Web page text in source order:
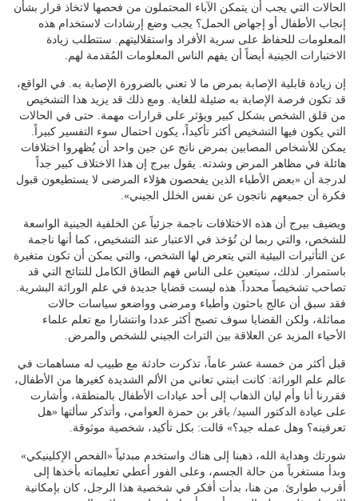
الحالات التي يجب أن يتمكن الآباء المحتملون من فحصها لاتخاذ قرار بشأن
إنجاب الأطفال أو إجهاض الحمل؟ يجب وضع إرشادات لاستخدام هذه
المعلومات للحفاظ على سرية الأفراد واستقلاليتهم. ستتطلب زيادة
الاختبارات الجينية أيضاً أن يفهم الناس المعلومات المُقدمة لهم.
إن زيادة قابلية الإصابة بمرض ما لا تعني بالضرورة الإصابة به. في الواقع،
قد تكون فرصة الإصابة به ضئيلة للغاية. ومع ذلك قد يزيد هذا التشخيص
من قلق الشخص بشكل كبير ويؤثر على قرارات مهمة. حتى في الحالات
التي يكون فيها التشخيص أكثر تأكيداً، يكون احتمال سوء التفسير كبيراً.
يمكن للأشخاص المصابين بمرض ناتج عن جين واحد أن يُظهروا اختلافات
هائلة في مظاهر المرض وشدته. يقول بيرج إن هذا الاختلاف كبير جداً
لدرجة أن «بعض الأطباء الذين يفحصون هؤلاء المرضى لا يستطيعون قبول
فكرة أن جميعهم ناتجون عن نفس الخلل الجيني».
ويضيف بيرج أن هذه الاختلافات ناجمة جزئياً عن الخلفية الجينية الواسعة
للشخص، والتي ربما لن تُؤخذ في الاعتبار عند التشخيص، كما أنها ناجمة
عن التأثيرات البيئية التي يتعرض لها الشخص، والتي يمكن أن تكون متغيرة
باستمرار. لذلك، سيتعين على الناس فهم النطاق الكامل للنتائج التي قد
تصاحب تشخيصاً محدداً. هذه ليست قضايا جديدة في علم الوراثة البشرية.
فقد سبق أن عالج باحثون وأطباء ومرضى وواضعو سياسات حالات
مماثلة، ولكن القضايا سوف تصبح أكثر عددا وانتشارا مع تعلم علماء
الأحياء المزيد عن العلاقة بين التراث الجيني للشخص والمرض.
قبل أكثر من خمسة عشر عاماً، تذكرت حادثة مع طبيب له مساهمات في
عالم علم الوراثة: كانت ابنتي تعاني من الألم الشديدة كغيرها من الأطفال،
فقررنا أنا وأم ليان الذهاب إلى أحد عيادات الأطفال بالمنطقة، وأشارت
على عيادة الدكتور السيد/ باقر بن حمزة العوامي، وأتذكر سألتها «هل
تعرفينه؟ وهل عمله جيد؟» قالت: بكل تأكيد، شخصية موثوقة.
شورتك وهداية الله، ذهبنا إلى هناك واستخدم مبدئياً «الفحص الإكلينيكي»
وبدأ مستغرباً من حالة الجسم، وعلى الفور أعطي تعليماته بأخذها إلى
أقرب طوارئ. من هنا، بدأت أفكر في شخصية هذا الرجل، كان بإمكانية